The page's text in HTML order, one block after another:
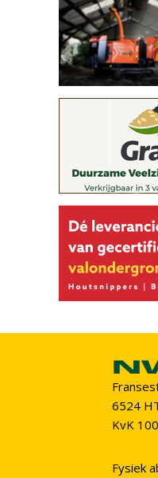
6524
KvK
Fysiek